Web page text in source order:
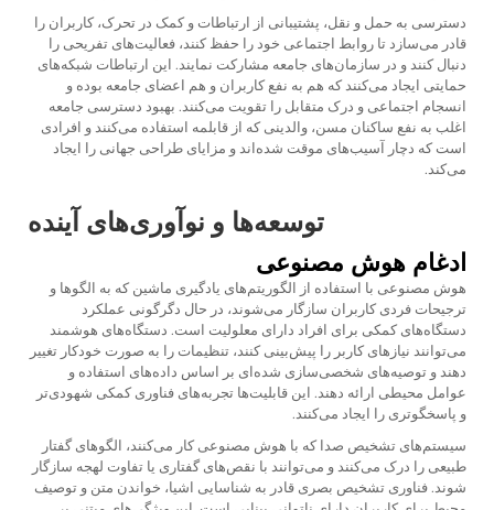
دسترسی به حمل و نقل، پشتیبانی از ارتباطات و کمک در تحرک، کاربران را
قادر می‌سازد تا روابط اجتماعی خود را حفظ کنند، فعالیت‌های تفریحی را
دنبال کنند و در سازمان‌های جامعه مشارکت نمایند. این ارتباطات شبکه‌های
حمایتی ایجاد می‌کنند که هم به نفع کاربران و هم اعضای جامعه بوده و
انسجام اجتماعی و درک متقابل را تقویت می‌کنند. بهبود دسترسی جامعه
اغلب به نفع ساکنان مسن، والدینی که از قابلمه استفاده می‌کنند و افرادی
است که دچار آسیب‌های موقت شده‌اند و مزایای طراحی جهانی را ایجاد
می‌کند.
توسعه‌ها و نوآوری‌های آینده
ادغام هوش مصنوعی
هوش مصنوعی با استفاده از الگوریتم‌های یادگیری ماشین که به الگوها و
ترجیحات فردی کاربران سازگار می‌شوند، در حال دگرگونی عملکرد
دستگاه‌های کمکی برای افراد دارای معلولیت است. دستگاه‌های هوشمند
می‌توانند نیازهای کاربر را پیش‌بینی کنند، تنظیمات را به صورت خودکار تغییر
دهند و توصیه‌های شخصی‌سازی شده‌ای بر اساس داده‌های استفاده و
عوامل محیطی ارائه دهند. این قابلیت‌ها تجربه‌های فناوری کمکی شهودی‌تر
و پاسخگوتری را ایجاد می‌کنند.
سیستم‌های تشخیص صدا که با هوش مصنوعی کار می‌کنند، الگوهای گفتار
طبیعی را درک می‌کنند و می‌توانند با نقص‌های گفتاری یا تفاوت لهجه سازگار
شوند. فناوری تشخیص بصری قادر به شناسایی اشیا، خواندن متن و توصیف